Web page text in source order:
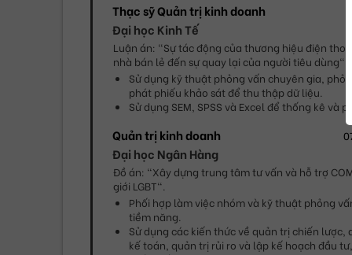
Thạc sỹ Quản trị kinh doanh
Đại học Kinh Tế
Luận án: "Sự tác động của thương hiệu điện
nhà bán lẻ đến sự quay lại của người tiêu dùng".
Sử dụng kỹ thuật phỏng vấn chuyên gia,
phát phiếu khảo sát để thu thập dữ liệu.
Sử dụng SEM, SPSS và Excel để thống kê và
Quản trị kinh doanh
Đại học Ngân Hàng
Đồ án: "Xây dựng trung tâm tư vấn và hỗ trợ
giới LGBT".
Phối hợp làm việc nhóm và kỹ thuật phỏng
tiềm năng.
Sử dụng các kiến thức về quản trị chiến lược,
kế toán, quản trị rủi ro và lập kế hoạch đầu